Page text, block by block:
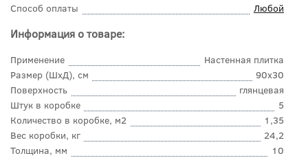
Способ оплаты
Любой
Информация о товаре:
Применение
Настенная плитка
Размер (ШхД), см
90x30
Поверхность
глянцевая
Штук в коробке
5
Количество в коробке, м2
1,35
Вес коробки, кг
24,2
Толщина, мм
10